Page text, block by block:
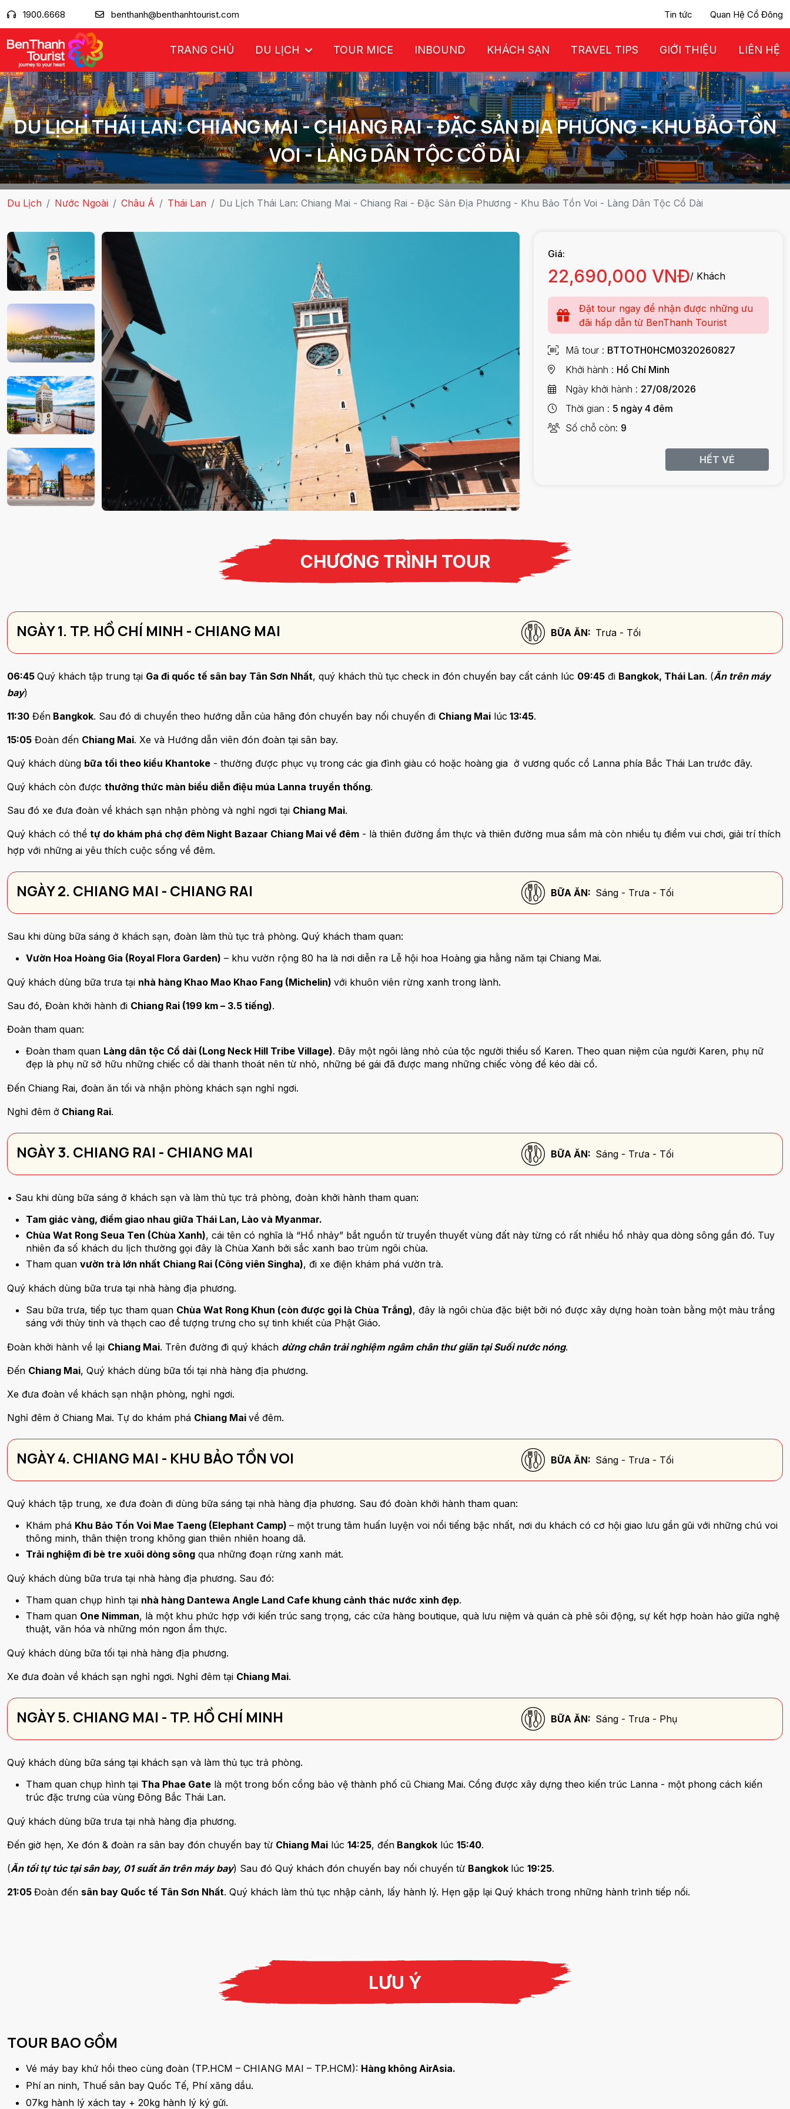
1900.6668 benthanh@benthanhtourist.com Tin tức Quan Hệ Cổ Đông
TRANG CHỦ DU LỊCH TOUR MICE INBOUND KHÁCH SẠN TRAVEL TIPS GIỚI THIỆU LIÊN HỆ
DU LỊCH THÁI LAN: CHIANG MAI - CHIANG RAI - ĐẶC SẢN ĐỊA PHƯƠNG - KHU BẢO TỒN
VOI - LÀNG DÂN TỘC CỔ DÀI
Du Lịch Nước Ngoài Châu Á Thái Lan Du Lịch Thái Lan: Chiang Mai - Chiang Rai - Đặc Sản Địa Phương - Khu Bảo Tồn Voi - Làng Dân Tộc Cổ Dài
Giá:
22,690,000 VNĐ/ Khách
Đặt tour ngay để nhận được những ưu
đãi hấp dẫn từ BenThanh Tourist
Mã tour
BTTOTH0HCM0320260827
Khởi hành
Hồ Chí Minh
Ngày khởi hành
27/08/2026
Thời gian
5 ngày 4 đêm
Số chỗ còn 9
HẾT VÉ
CHƯƠNG TRÌNH TOUR
NGÀY 1. TP. HỒ CHÍ MINH - CHIANG MAI BỮA ĂN: Trưa - Tối
06:45 Quý khách tập trung tại Ga đi quốc tế sân bay Tân Sơn Nhất, quý khách thủ tục check in đón chuyến bay cất cánh lúc 09:45 đi Bangkok, Thái Lan. (Ăn trên máy
bay)
11:30 Đến Bangkok. Sau đó di chuyển theo hướng dẫn của hãng đón chuyến bay nối chuyến đi Chiang Mai lúc 13:45.
15:05 Đoàn đến Chiang Mai. Xe và Hướng dẫn viên đón đoàn tại sân bay.
Quý khách dùng bữa tối theo kiểu Khantoke - thường được phục vụ trong các gia đình giàu có hoặc hoàng gia ở vương quốc cổ Lanna phía Bắc Thái Lan trước đây.
Quý khách còn được thưởng thức màn biểu diễn điệu múa Lanna truyền thống.
Sau đó xe đưa đoàn về khách sạn nhận phòng và nghỉ ngơi tại Chiang Mai.
Quý khách có thể tự do khám phá chợ đêm Night Bazaar Chiang Mai về đêm - là thiên đường ẩm thực và thiên đường mua sắm mà còn nhiều tụ điểm vui chơi, giải trí thích
hợp với những ai yêu thích cuộc sống về đêm.
NGÀY 2. CHIANG MAI - CHIANG RAI BỮA ĂN: Sáng - Trưa - Tối
Sau khi dùng bữa sáng ở khách sạn, đoàn làm thủ tục trả phòng. Quý khách tham quan:
Vườn Hoa Hoàng Gia (Royal Flora Garden) – khu vườn rộng 80 ha là nơi diễn ra Lễ hội hoa Hoàng gia hằng năm tại Chiang Mai.
Quý khách dùng bữa trưa tại nhà hàng Khao Mao Khao Fang (Michelin) với khuôn viên rừng xanh trong lành.
Sau đó, Đoàn khởi hành đi Chiang Rai (199 km – 3.5 tiếng).
Đoàn tham quan:
Đoàn tham quan Làng dân tộc Cổ dài (Long Neck Hill Tribe Village). Đây một ngôi làng nhỏ của tộc người thiểu số Karen. Theo quan niệm của người Karen, phụ nữ
đẹp là phụ nữ sở hữu những chiếc cổ dài thanh thoát nên từ nhỏ, những bé gái đã được mang những chiếc vòng để kéo dài cổ.
Đến Chiang Rai, đoàn ăn tối và nhận phòng khách sạn nghỉ ngơi.
Nghỉ đêm ở Chiang Rai.
NGÀY 3. CHIANG RAI - CHIANG MAI BỮA ĂN: Sáng - Trưa - Tối
• Sau khi dùng bữa sáng ở khách sạn và làm thủ tục trả phòng, đoàn khởi hành tham quan:
Tam giác vàng, điểm giao nhau giữa Thái Lan, Lào và Myanmar.
Chùa Wat Rong Seua Ten (Chùa Xanh), cái tên có nghĩa là “Hổ nhảy” bắt nguồn từ truyền thuyết vùng đất này từng có rất nhiều hổ nhảy qua dòng sông gần đó. Tuy
nhiên đa số khách du lịch thường gọi đây là Chùa Xanh bởi sắc xanh bao trùm ngôi chùa.
Tham quan vườn trà lớn nhất Chiang Rai (Công viên Singha), đi xe điện khám phá vườn trà.
Quý khách dùng bữa trưa tại nhà hàng địa phương.
Sau bữa trưa, tiếp tục tham quan Chùa Wat Rong Khun (còn được gọi là Chùa Trắng), đây là ngôi chùa đặc biệt bởi nó được xây dựng hoàn toàn bằng một màu trắng
sáng với thủy tinh và thạch cao để tượng trưng cho sự tinh khiết của Phật Giáo.
Đoàn khởi hành về lại Chiang Mai. Trên đường đi quý khách dừng chân trải nghiệm ngâm chân thư giãn tại Suối nước nóng.
Đến Chiang Mai, Quý khách dùng bữa tối tại nhà hàng địa phương.
Xe đưa đoàn về khách sạn nhận phòng, nghỉ ngơi.
Nghỉ đêm ở Chiang Mai. Tự do khám phá Chiang Mai về đêm.
NGÀY 4. CHIANG MAI - KHU BẢO TỒN VOI BỮA ĂN: Sáng - Trưa - Tối
Quý khách tập trung, xe đưa đoàn đi dùng bữa sáng tại nhà hàng địa phương. Sau đó đoàn khởi hành tham quan:
Khám phá Khu Bảo Tồn Voi Mae Taeng (Elephant Camp) – một trung tâm huấn luyện voi nổi tiếng bậc nhất, nơi du khách có cơ hội giao lưu gần gũi với những chú voi
thông minh, thân thiện trong không gian thiên nhiên hoang dã.
Trải nghiệm đi bè tre xuôi dòng sông qua những đoạn rừng xanh mát.
Quý khách dùng bữa trưa tại nhà hàng địa phương. Sau đó:
Tham quan chụp hình tại nhà hàng Dantewa Angle Land Cafe khung cảnh thác nước xinh đẹp.
Tham quan One Nimman, là một khu phức hợp với kiến trúc sang trọng, các cửa hàng boutique, quà lưu niệm và quán cà phê sôi động, sự kết hợp hoàn hảo giữa nghệ
thuật, văn hóa và những món ngon ẩm thực.
Quý khách dùng bữa tối tại nhà hàng địa phương.
Xe đưa đoàn về khách sạn nghỉ ngơi. Nghỉ đêm tại Chiang Mai.
NGÀY 5. CHIANG MAI - TP. HỒ CHÍ MINH BỮA ĂN: Sáng - Trưa - Phụ
Quý khách dùng bữa sáng tại khách sạn và làm thủ tục trả phòng.
Tham quan chụp hình tại Tha Phae Gate là một trong bốn cổng bảo vệ thành phố cũ Chiang Mai. Cổng được xây dựng theo kiến trúc Lanna - một phong cách kiến
trúc đặc trưng của vùng Đông Bắc Thái Lan.
Quý khách dùng bữa trưa tại nhà hàng địa phương.
Đến giờ hẹn, Xe đón & đoàn ra sân bay đón chuyến bay từ Chiang Mai lúc 14:25, đến Bangkok lúc 15:40.
(Ăn tối tự túc tại sân bay, 01 suất ăn trên máy bay) Sau đó Quý khách đón chuyến bay nối chuyến từ Bangkok lúc 19:25.
21:05 Đoàn đến sân bay Quốc tế Tân Sơn Nhất. Quý khách làm thủ tục nhập cảnh, lấy hành lý. Hẹn gặp lại Quý khách trong những hành trình tiếp nối.
LƯU Ý
TOUR BAO GỒM
Vé máy bay khứ hồi theo cùng đoàn (TP.HCM – CHIANG MAI – TP.HCM): Hàng không AirAsia.
Phí an ninh, Thuế sân bay Quốc Tế, Phí xăng dầu.
07kg hành lý xách tay + 20kg hành lý ký gửi.